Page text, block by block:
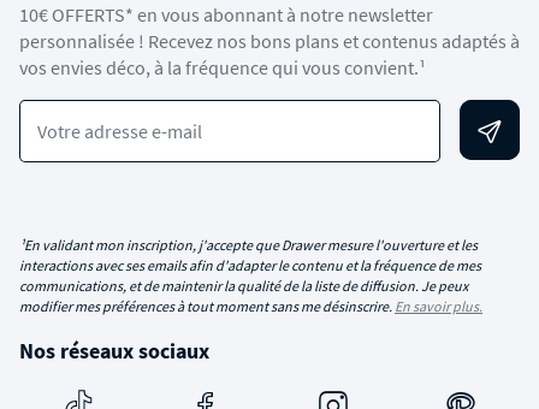
10€ OFFERTS* en vous abonnant à notre newsletter
personnalisée ! Recevez nos bons plans et contenus adaptés à
vos envies déco, à la fréquence qui vous convient.¹
Votre adresse e-mail
¹En validant mon inscription, j'accepte que Drawer mesure l'ouverture et les
interactions avec ses emails afin d'adapter le contenu et la fréquence de mes
communications, et de maintenir la qualité de la liste de diffusion. Je peux
modifier mes préférences à tout moment sans me désinscrire. En savoir plus.
Nos réseaux sociaux